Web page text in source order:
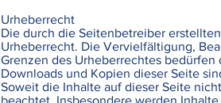
Urheberrecht
Die durch die Seitenbetreiber
Urheberrecht. Die Vervielfältigung,
Grenzen des Urheberrechtes
Downloads und Kopien dieser Seite
Soweit die Inhalte auf dieser Seite
beachtet. Insbesondere werden